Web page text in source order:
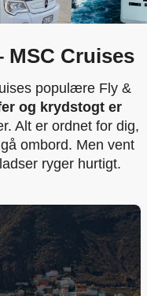
MSC Cruises
populære Fly &
og krydstogt er
Alt er ordnet for dig,
ombord. Men vent
ryger hurtigt.